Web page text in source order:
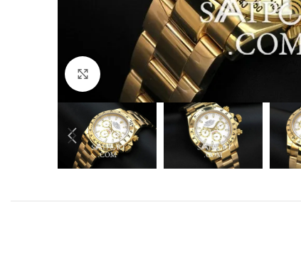
Büyütmek için tıklayın